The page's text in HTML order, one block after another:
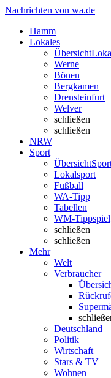
Nachrichten von wa.de
Hamm
Lokales
Übersicht
Werne
Bönen
Bergkamen
Drensteinfurt
Welver
schließen
schließen
NRW
Sport
Übersicht
Lokalsport
Fußball
WA-Tipp
Tabellen
WM-Tippspiel
schließen
schließen
Mehr
Welt
Verbraucher
Deutschland
Politik
Wirtschaft
Stars & TV
Wohnen